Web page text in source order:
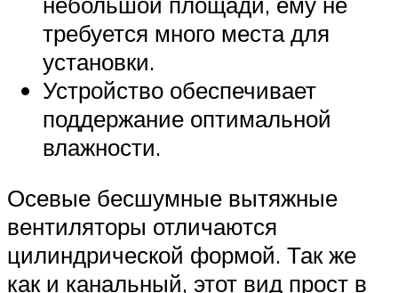
требуется много места для
установки.
Устройство обеспечивает
поддержание оптимальной
влажности.
Осевые бесшумные вытяжные
вентиляторы отличаются
цилиндрической формой. Так же
как и канальный, этот вид прост в